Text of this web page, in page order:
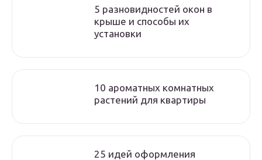
5 разновидностей окон в
крыше и способы их
установки
10 ароматных комнатных
растений для квартиры
25 идей оформления